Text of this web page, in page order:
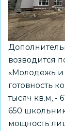
возводится
«Молодежь и
готовность
тысяч кв.м, -
650
мощность